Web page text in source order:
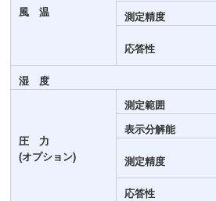
風 温 測定精度
応答性
湿 度
圧 力
(オプション)
測定範囲
表示分解能
測定精度
応答性